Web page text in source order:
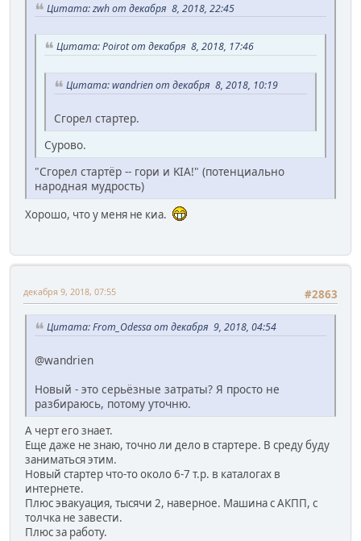
Цитата: zwh от декабря 8, 2018, 22:45
Цитата: Poirot от декабря 8, 2018, 17:46
Цитата: wandrien от декабря 8, 2018, 10:19
Сгорел стартер.
Сурово.
"Сгорел стартёр -- гори и KIA!" (потенциально
народная мудрость)
Хорошо, что у меня не киа.
#2863
декабря 9, 2018, 07:55
Цитата: From_Odessa от декабря 9, 2018, 04:54
@wandrien
Новый - это серьёзные затраты? Я просто не
разбираюсь, потому уточню.
А черт его знает.
Еще даже не знаю, точно ли дело в стартере. В среду буду
заниматься этим.
Новый стартер что-то около 6-7 т.р. в каталогах в
интернете.
Плюс эвакуация, тысячи 2, наверное. Машина с АКПП, с
толчка не завести.
Плюс за работу.